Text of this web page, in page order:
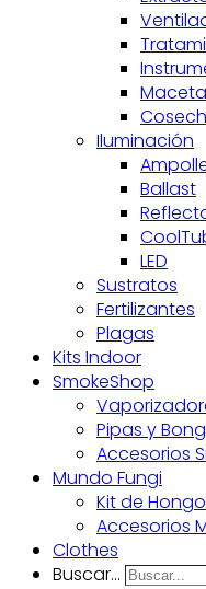
Iluminación
Ballast
LED
Sustratos
Fertilizantes
Plagas
Kits Indoor
SmokeShop
Pipas y
Accesorios
Mundo Fungi
Kit de
Accesorios
Clothes
Buscar...